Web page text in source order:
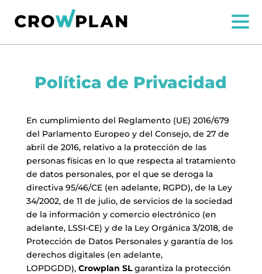
Política de Privacidad
En cumplimiento del Reglamento (UE) 2016/679
del Parlamento Europeo y del Consejo, de 27 de
abril de 2016, relativo a la protección de las
personas físicas en lo que respecta al tratamiento
de datos personales, por el que se deroga la
directiva 95/46/CE (en adelante, RGPD), de la Ley
34/2002, de 11 de julio, de servicios de la sociedad
de la información y comercio electrónico (en
adelante, LSSI-CE) y de la Ley Orgánica 3/2018, de
Protección de Datos Personales y garantía de los
derechos digitales (en adelante,
LOPDGDD), Crowplan SLgarantiza la protección